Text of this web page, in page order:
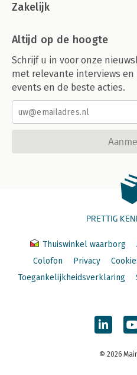
Zakelijk
Altijd op de hoogte
Schrijf u in voor onze
met relevante interviews en
events en de beste acties.
PRETTIG
Thuiswinkel waarborg
Colofon
Privacy
Toegankelijkheidsverklaring
© 2026